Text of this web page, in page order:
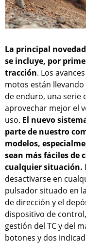
La principal
se incluye, por
tracción. Los
motos están
de enduro, una serie
aprovechar mejor el
uso. El nuevo
parte de nuestro
modelos,
sean más fáciles de
cualquier situación.
desactivarse en
pulsador situado en
de dirección y el
dispositivo de
gestión del TC y del
botones y dos